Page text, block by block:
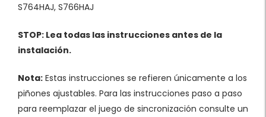
S764HAJ, S766HAJ
STOP: Lea todas las instrucciones antes de la
instalación.
Nota: Estas instrucciones se refieren únicamente a los
piñones ajustables. Para las instrucciones paso a paso
para reemplazar el juego de sincronización consulte un